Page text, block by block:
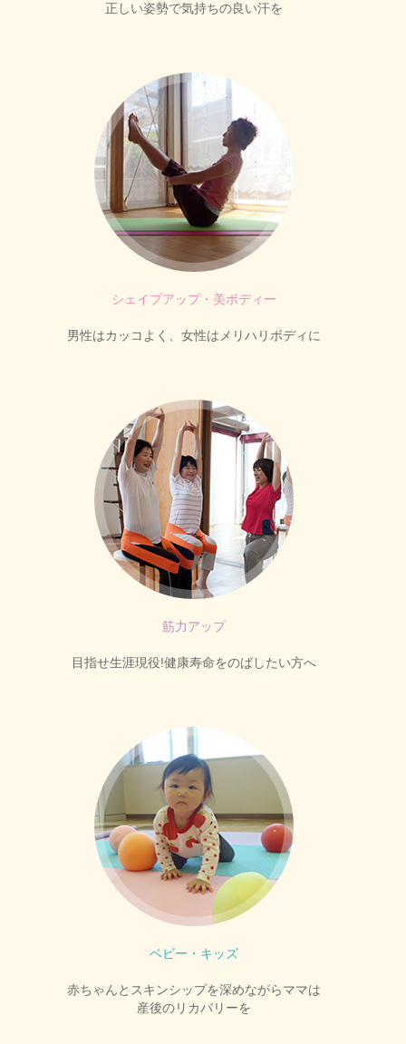
正しい姿勢で気持ちの良い汗を
シェイプアップ・美ボディー
男性はカッコよく、女性はメリハリボディに
筋力アップ
目指せ生涯現役!健康寿命をのばしたい方へ
ベビー・キッズ
赤ちゃんとスキンシップを深めながらママは
産後のリカバリーを